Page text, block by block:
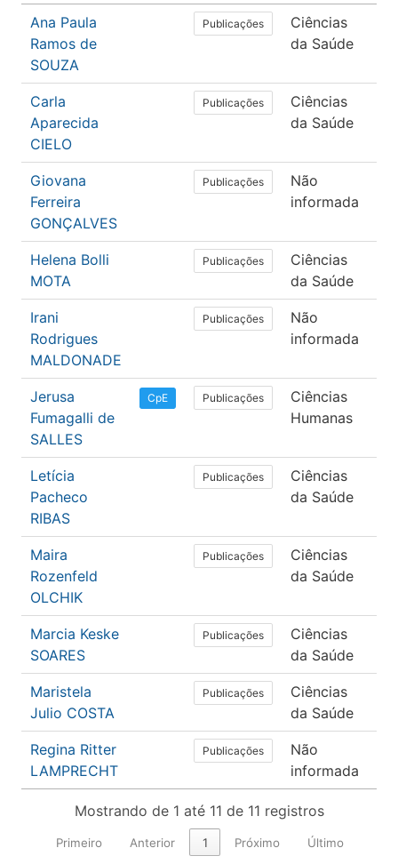
Ana Paula
Ramos de
SOUZA
Publicações
Ciências
da Saúde
Carla
Aparecida
CIELO
Publicações
Ciências
da Saúde
Giovana
Ferreira
GONÇALVES
Publicações
Não
informada
Helena Bolli
MOTA
Publicações
Ciências
da Saúde
Irani
Rodrigues
MALDONADE
Publicações
Não
informada
Jerusa
Fumagalli de
SALLES
CpE Publicações
Ciências
Humanas
Letícia
Pacheco
RIBAS
Publicações
Ciências
da Saúde
Maira
Rozenfeld
OLCHIK
Publicações
Ciências
da Saúde
Marcia Keske
SOARES
Publicações
Ciências
da Saúde
Maristela
Julio COSTA
Publicações
Ciências
da Saúde
Regina Ritter
LAMPRECHT
Publicações
Não
informada
Mostrando de 1 até 11 de 11 registros
Primeiro Anterior 1 Próximo Último